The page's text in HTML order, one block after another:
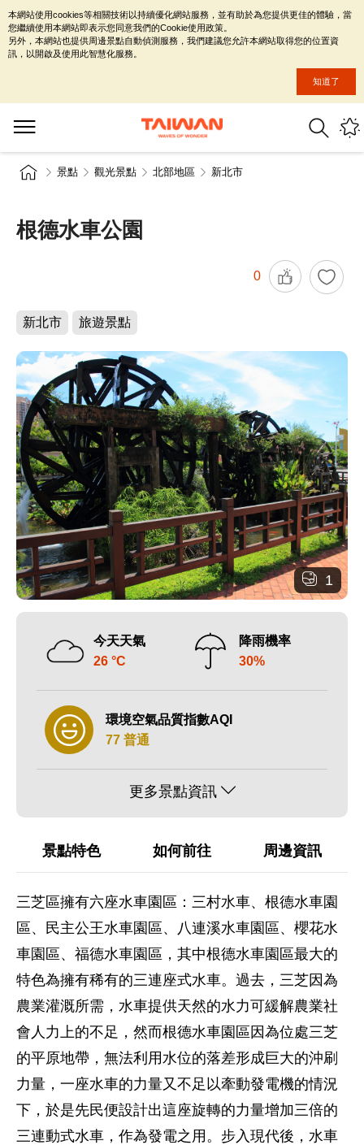
景點 觀光景點 北部地區 新北市
根德水車公園
0
新北市 旅遊景點
1
今天天氣
26 °C
降雨機率
30%
環境空氣品質指數AQI
77 普通
更多景點資訊
景點特色 如何前往 周邊資訊
三芝區擁有六座水車園區：三村水車、根德水車園
區、民主公王水車園區、八連溪水車園區、櫻花水
車園區、福德水車園區，其中根德水車園區最大的
特色為擁有稀有的三連座式水車。過去，三芝因為
農業灌溉所需，水車提供天然的水力可緩解農業社
會人力上的不足，然而根德水車園區因為位處三芝
的平原地帶，無法利用水位的落差形成巨大的沖刷
力量，一座水車的力量又不足以牽動發電機的情況
下，於是先民便設計出這座旋轉的力量增加三倍的
三連動式水車，作為發電之用。步入現代後，水車
本網站使用cookies等相關技術以持續優化網站服務，並有助於為您提供更佳的體驗，當
您繼續使用本網站即表示您同意我們的Cookie使用政策。
另外，本網站也提供周邊景點自動偵測服務，我們建議您允許本網站取得您的位置資
訊，以開啟及使用此智慧化服務。
知道了